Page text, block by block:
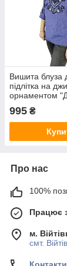
Вишита блуза
підлітка на
орнаментом
життя"
995 ₴
Про нас
100%
Працює
м.
смт.